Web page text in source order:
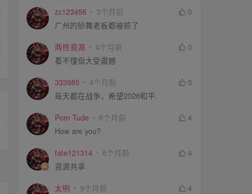
zz123456 3个月前
0
广州的砂舞老板都被抓了
两性资源 4个月前
0
看不懂但大受震撼
333985 4个月前
0
每天都在战争，希望2026和平.
Porn Tude 6个月前
4
How are you?
fate121314 6个月前
4
资源共享
太明 9个月前
4